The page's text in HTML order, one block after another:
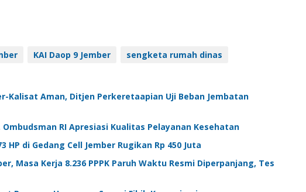
KAI Daop 9 Jember sengketa rumah dinas
Kalisat Aman, Ditjen Perkeretaapian Uji Beban Jembatan
Ombudsman RI Apresiasi Kualitas Pelayanan Kesehatan
HP di Gedang Cell Jember Rugikan Rp 450 Juta
Masa Kerja 8.236 PPPK Paruh Waktu Resmi Diperpanjang, Tes